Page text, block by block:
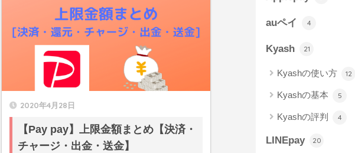
2020年4月28日
【Pay pay】上限金額まとめ【決済・
チャージ・出金・送金】
auペイ 4
Kyash 21
Kyashの使い方 12
Kyashの基本 5
Kyashの評判 4
LINEpay 20